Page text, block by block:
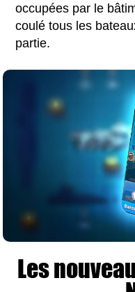
occupées par le
coulé tous les
partie.
Les